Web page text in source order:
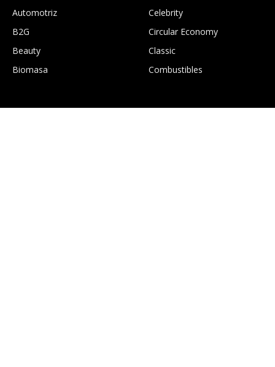
Automotriz
B2G
Beauty
Biomasa
Celebrity
Circular Economy
Classic
Combustibles